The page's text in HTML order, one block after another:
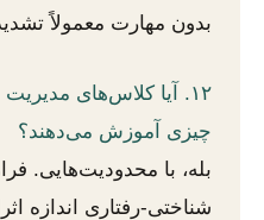
بدون مهارت معمولاً تشدید
۱۲. آیا کلاس‌های
چیزی آموزش می‌دهند؟
بله، با محدودیت‌هایی.
شناختی-رفتاری اندازه